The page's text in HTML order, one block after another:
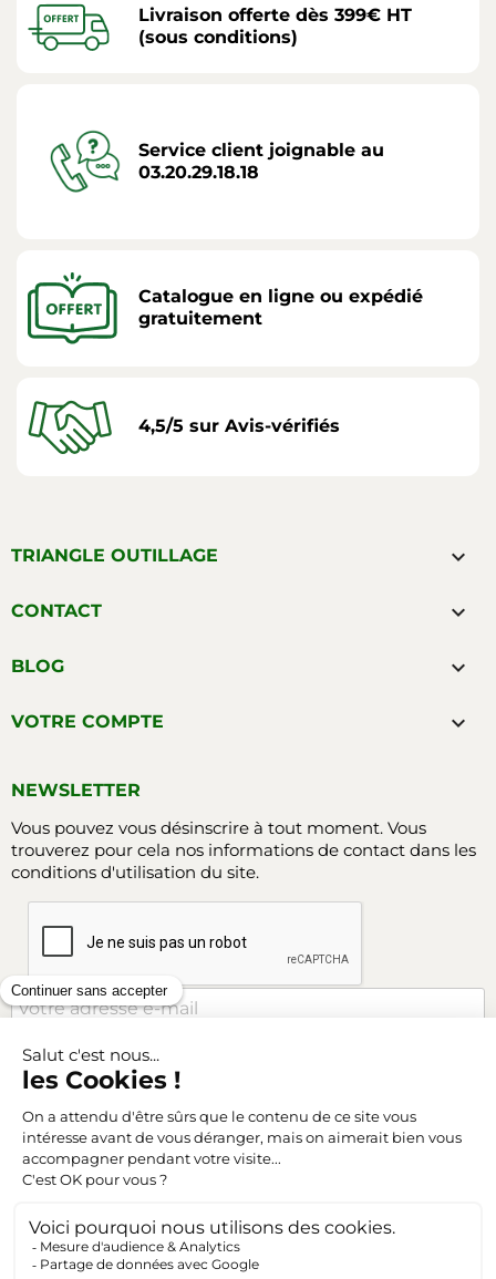
Livraison offerte dès 399€ HT
(sous conditions)
Service client joignable au
03.20.29.18.18
Catalogue en ligne ou expédié
gratuitement
4,5/5 sur Avis-vérifiés
TRIANGLE OUTILLAGE 
CONTACT 
BLOG 
VOTRE COMPTE 
NEWSLETTER
Vous pouvez vous désinscrire à tout moment. Vous
trouverez pour cela nos informations de contact dans les
conditions d'utilisation du site.
SUIVEZ-NOUS FacebookInstagram
Mentions légales
Conditions générales de vente